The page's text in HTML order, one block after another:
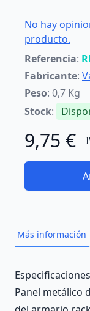
No hay
producto.
Referencia:
Fabricante:
Peso: 0,7 Kg
Stock:
9,75 €
Más información
Description
Especificaciones
Panel metálico